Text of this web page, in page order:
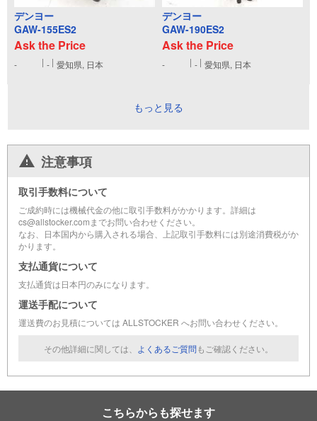
デンヨー
GAW-155ES2
Ask the Price
- - 愛知県, 日本
デンヨー
GAW-190ES2
Ask the Price
- - 愛知県, 日本
もっと見る
注意事項
取引手数料について
ご成約時には機械代金の他に取引手数料がかかります。詳細は
cs@allstocker.comまでお問い合わせください。
なお、日本国内から購入される場合、上記取引手数料には別途消費税がか
かります。
支払通貨について
支払通貨は日本円のみになります。
運送手配について
運送費のお見積については ALLSTOCKER へお問い合わせください。
その他詳細に関しては、 よくあるご質問もご確認ください。
こちらからも探せます